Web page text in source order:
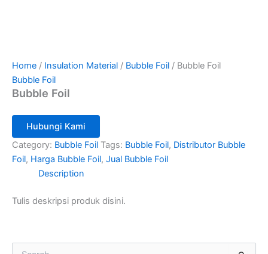
Home / Insulation Material / Bubble Foil / Bubble Foil
Bubble Foil
Bubble Foil
Hubungi Kami
Category: Bubble Foil Tags: Bubble Foil, Distributor Bubble
Foil, Harga Bubble Foil, Jual Bubble Foil
Description
Tulis deskripsi produk disini.